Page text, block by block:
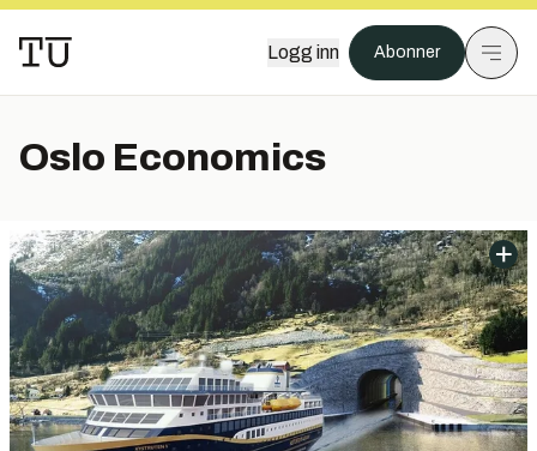
Logg inn Abonner
Oslo Economics